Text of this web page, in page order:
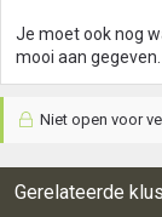
Je moet ook nog
mooi aan gegeven.
Niet open voor
Gerelateerde